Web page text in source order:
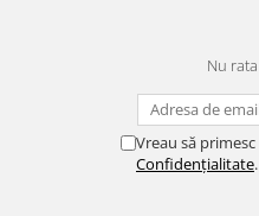
Nu
Vreau să
Confidențialitate.